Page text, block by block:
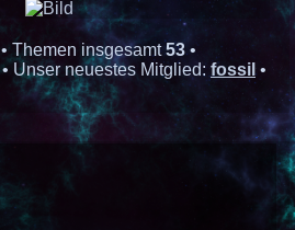
• Themen insgesamt53•
• Unser neuestes Mitglied: fossil •